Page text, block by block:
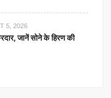
5, 2026
जानें सोने के हिरण की